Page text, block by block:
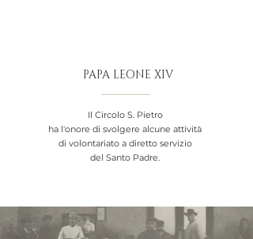
PAPA LEONE XIV
Il Circolo S. Pietro
ha l'onore di svolgere alcune attività
di volontariato a diretto servizio
del Santo Padre.